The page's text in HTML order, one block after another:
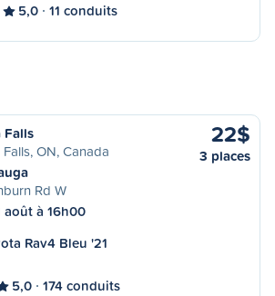
5,0 11 conduits
Falls
ON, Canada
Rd W
août à 16h00
22$
3 places
Rav4 Bleu '21
5,0 174 conduits